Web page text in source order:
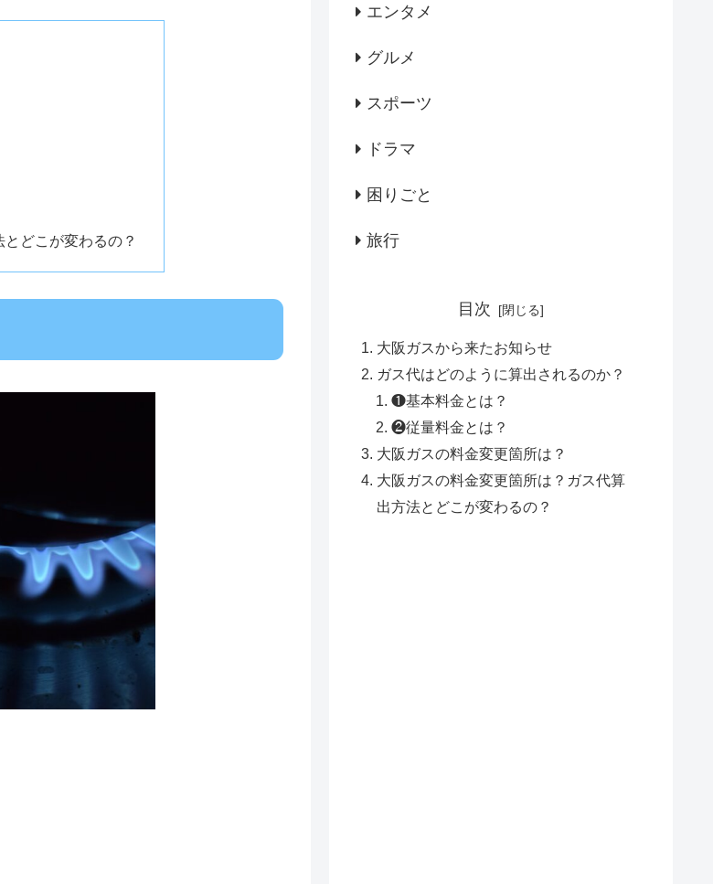
どこが変わるの？
エンタメ
グルメ
スポーツ
ドラマ
困りごと
旅行
目次
大阪ガスから来たお知らせ
ガス代はどのように算出されるのか？
❶基本料金とは？
❷従量料金とは？
大阪ガスの料金変更箇所は？
大阪ガスの料金変更箇所は？ガス代算
出方法とどこが変わるの？